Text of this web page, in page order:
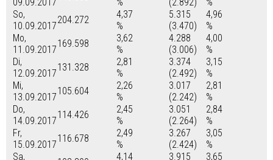
So,
10.09.2017
204.272
4,37
%
5.315
(3.470)
4,96
%
Mo,
11.09.2017
169.598
3,62
%
4.288
(3.006)
4,00
%
Di,
12.09.2017
131.328
2,81
%
3.374
(2.492)
3,15
%
Mi,
13.09.2017
105.604
2,26
%
3.017
(2.242)
2,81
%
Do,
14.09.2017
114.426
2,45
%
3.051
(2.264)
2,84
%
Fr,
15.09.2017
116.678
2,49
%
3.267
(2.424)
3,05
%
Sa,
4,14
3.915
3,65